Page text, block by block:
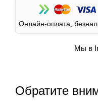
Онлайн-оплата,
Мы в
Обратите